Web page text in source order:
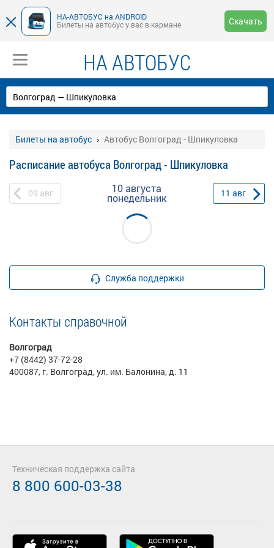
НА-АВТОБУС на ANDROID
Билеты на автобус у вас в кармане
Скачать
НА АВТОБУС
Билеты на автобус Автобус Волгоград - Шпикуловка
Расписание автобуса Волгоград - Шпикуловка
09 авг 10 августа
понедельник 11 авг
Служба поддержки
Контакты справочной
Волгоград
+7 (8442) 37-72-28
400087, г. Волгоград, ул. им. Балонина, д. 11
Техническая поддержка сайта
8 800 600-03-38